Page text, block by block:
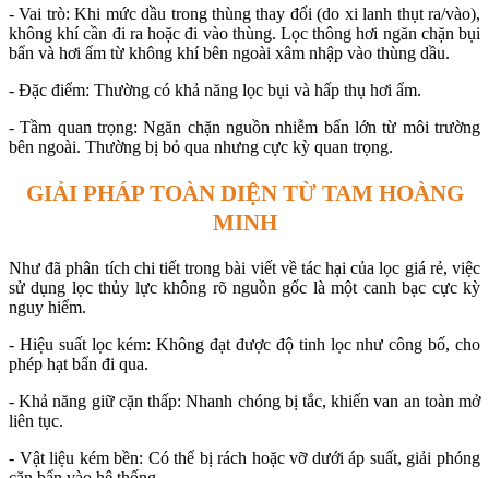
- Vai trò: Khi mức dầu trong thùng thay đổi (do xi lanh thụt ra/vào),
không khí cần đi ra hoặc đi vào thùng. Lọc thông hơi ngăn chặn bụi
bẩn và hơi ẩm từ không khí bên ngoài xâm nhập vào thùng dầu.
- Đặc điểm: Thường có khả năng lọc bụi và hấp thụ hơi ẩm.
- Tầm quan trọng: Ngăn chặn nguồn nhiễm bẩn lớn từ môi trường
bên ngoài. Thường bị bỏ qua nhưng cực kỳ quan trọng.
GIẢI PHÁP TOÀN DIỆN TỪ TAM HOÀNG
MINH
Như đã phân tích chi tiết trong bài viết về tác hại của lọc giá rẻ, việc
sử dụng lọc thủy lực không rõ nguồn gốc là một canh bạc cực kỳ
nguy hiểm.
- Hiệu suất lọc kém: Không đạt được độ tinh lọc như công bố, cho
phép hạt bẩn đi qua.
- Khả năng giữ cặn thấp: Nhanh chóng bị tắc, khiến van an toàn mở
liên tục.
- Vật liệu kém bền: Có thể bị rách hoặc vỡ dưới áp suất, giải phóng